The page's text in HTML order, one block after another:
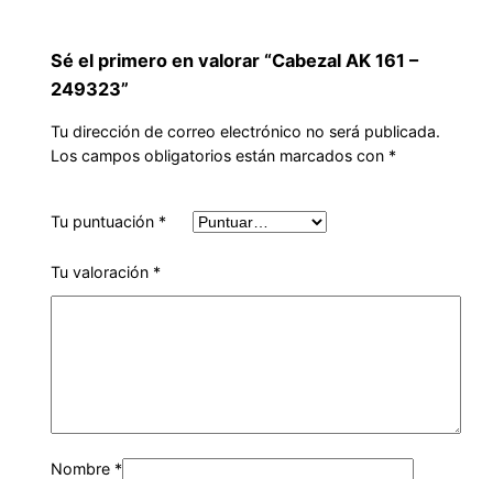
Sé el primero en valorar “Cabezal AK 161 –
249323”
Tu dirección de correo electrónico no será publicada.
Los campos obligatorios están marcados con *
Tu puntuación *
Tu valoración *
Nombre *